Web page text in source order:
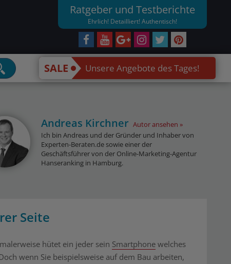
Ratgeber und Testberichte
Ehrlich! Detailliert! Authentisch!
SALE Unsere Angebote des Tages!
Andreas Kirchner Autor ansehen
Ich bin Andreas und der Gründer und Inhaber von
Experten-Beraten.de sowie einer der
Geschäftsführer von der Online-Marketing-Agentur
Hanseranking in Hamburg.
Seite
hütet ein jeder sein Smartphonewelches
wenn Sie beispielsweise auf dem Bau arbeiten,